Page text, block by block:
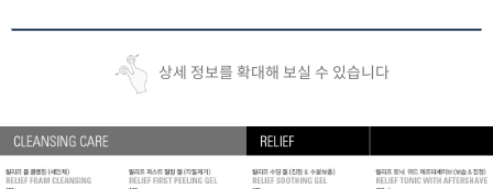
상세 정보를 확대해 보실 수 있습니다